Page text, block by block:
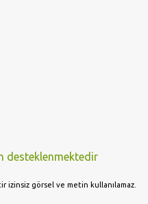
desteklenmektedir
izinsiz görsel ve metin kullanılamaz.